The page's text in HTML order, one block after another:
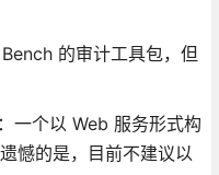
的审计工具包，但
个以 Web 服务形式构
憾的是，目前不建议以